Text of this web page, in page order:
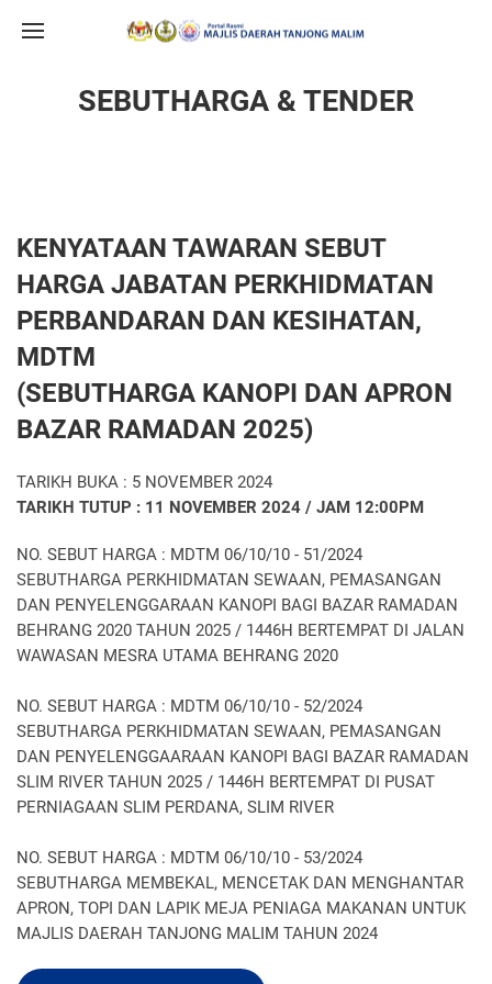
SEBUTHARGA & TENDER
KENYATAAN TAWARAN SEBUT
HARGA JABATAN PERKHIDMATAN
PERBANDARAN DAN KESIHATAN,
MDTM
(SEBUTHARGA KANOPI DAN APRON
BAZAR RAMADAN 2025)
TARIKH BUKA : 5 NOVEMBER 2024
TARIKH TUTUP : 11 NOVEMBER 2024 / JAM 12:00PM
NO. SEBUT HARGA : MDTM 06/10/10 - 51/2024
SEBUTHARGA PERKHIDMATAN SEWAAN, PEMASANGAN
DAN PENYELENGGARAAN KANOPI BAGI BAZAR RAMADAN
BEHRANG 2020 TAHUN 2025 / 1446H BERTEMPAT DI JALAN
WAWASAN MESRA UTAMA BEHRANG 2020
NO. SEBUT HARGA : MDTM 06/10/10 - 52/2024
SEBUTHARGA PERKHIDMATAN SEWAAN, PEMASANGAN
DAN PENYELENGGAARAAN KANOPI BAGI BAZAR RAMADAN
SLIM RIVER TAHUN 2025 / 1446H BERTEMPAT DI PUSAT
PERNIAGAAN SLIM PERDANA, SLIM RIVER
NO. SEBUT HARGA : MDTM 06/10/10 - 53/2024
SEBUTHARGA MEMBEKAL, MENCETAK DAN MENGHANTAR
APRON, TOPI DAN LAPIK MEJA PENIAGA MAKANAN UNTUK
MAJLIS DAERAH TANJONG MALIM TAHUN 2024